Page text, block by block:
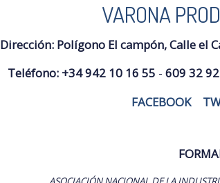
VARONA
Dirección: Polígono El campón, Calle el
Teléfono: +34 942 10 16 55 - 609 32
FACEBOOK|